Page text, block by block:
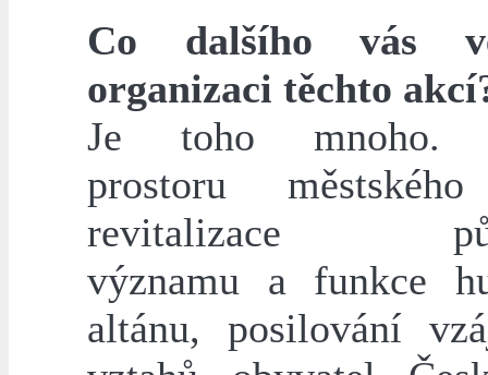
Co dalšího vás
organizaci těchto
Je toho mnoho.
prostoru
revitalizace
významu a funkce
altánu, posilování